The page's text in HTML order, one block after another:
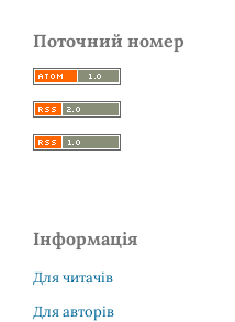
Поточний номер
Інформація
Для читачів
Для авторів